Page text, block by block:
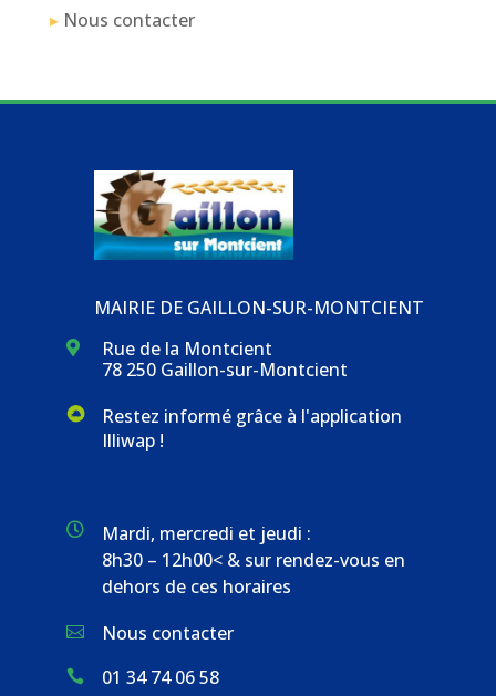
▸ Nous contacter
MAIRIE DE GAILLON-SUR-MONTCIENT

Rue de la Montcient
78 250 Gaillon-sur-Montcient
Restez informé grâce à l'application
Illiwap !

Mardi, mercredi et jeudi :
8h30 – 12h00< & sur rendez-vous en
dehors de ces horaires
 Nous contacter
 01 34 74 06 58